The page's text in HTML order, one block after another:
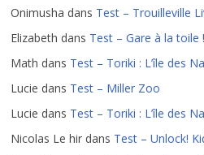
Onimusha dans Test – Trouilleville
Elizabeth dans Test – Gare à la toile !
Math dans Test – Toriki : L’île des
Lucie dans Test – Miller Zoo
Lucie dans Test – Toriki : L’île des
Nicolas Le hir dans Test – Unlock!